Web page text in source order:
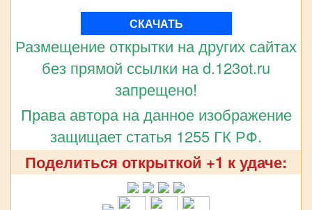
СКАЧАТЬ
Размещение открытки на других сайтах
без прямой ссылки на d.123ot.ru
запрещено!
Права автора на данное изображение
защищает статья 1255 ГК РФ.
Поделиться открыткой +1 к удаче: